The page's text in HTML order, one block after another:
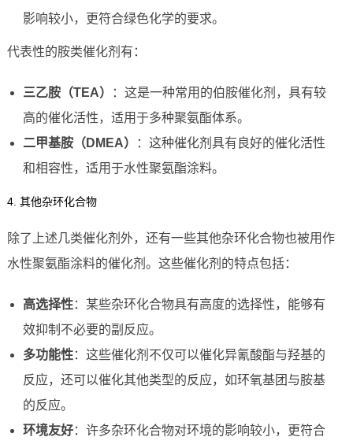
影响较小，更符合绿色化学的要求。
代表性的胺类催化剂有：
三乙胺（TEA）
：这是一种常用的伯胺催化剂，具有较
高的催化活性，适用于多种聚氨酯体系。
二甲基胺（DMEA）
：这种催化剂具有良好的催化活性
和相容性，适用于水性聚氨酯涂料。
4. 其他杂环化合物
除了上述几类催化剂外，还有一些其他杂环化合物也被用作
水性聚氨酯涂料的催化剂。这些催化剂的特点包括：
高选择性：某些杂环化合物具有高度的选择性，能够有
效抑制不必要的副反应。
多功能性：这些催化剂不仅可以催化异氰酸酯与羟基的
反应，还可以催化其他类型的反应，如环氧基团与胺基
的反应。
环境友好：许多杂环化合物对环境的影响较小，更符合